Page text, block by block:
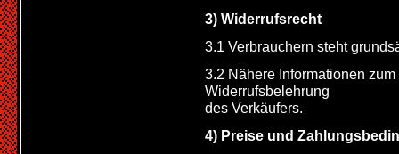
3) Widerrufsrecht
3.1 Verbrauchern steht
3.2 Nähere Informationen
Widerrufsbelehrung
des Verkäufers.
4) Preise und